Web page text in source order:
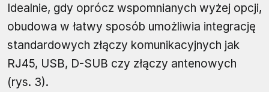
Idealnie, gdy oprócz wspomnianych wyżej opcji,
obudowa w łatwy sposób umożliwia integrację
standardowych złączy komunikacyjnych jak
RJ45, USB, D-SUB czy złączy antenowych
(rys. 3).